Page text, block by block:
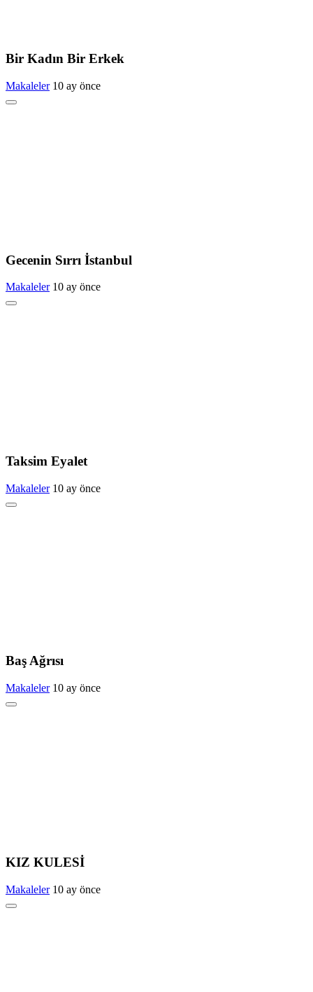
Bir Kadın Bir Erkek
Makaleler 10 ay önce
Gecenin Sırrı İstanbul
Makaleler 10 ay önce
Taksim Eyalet
Makaleler 10 ay önce
Baş Ağrısı
Makaleler 10 ay önce
​KIZ KULESİ
Makaleler 10 ay önce